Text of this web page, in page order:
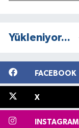
Yükleniyor...
FACEBOOK
X
INSTAGRAM